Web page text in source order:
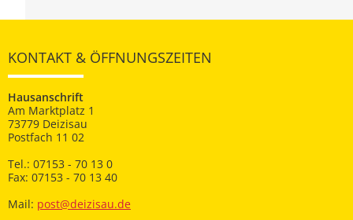
KONTAKT & ÖFFNUNGSZEITEN
Hausanschrift
Am Marktplatz 1
73779 Deizisau
Postfach 11 02
Tel.: 07153 - 70 13 0
Fax: 07153 - 70 13 40
Mail: post@deizisau.de